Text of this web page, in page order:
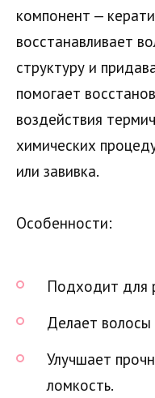
компонент —
восстанавливает
структуру и
помогает
воздействия
химических
или завивка.
Особенности:
Подходит для
Делает
Улучшает
ломкость.